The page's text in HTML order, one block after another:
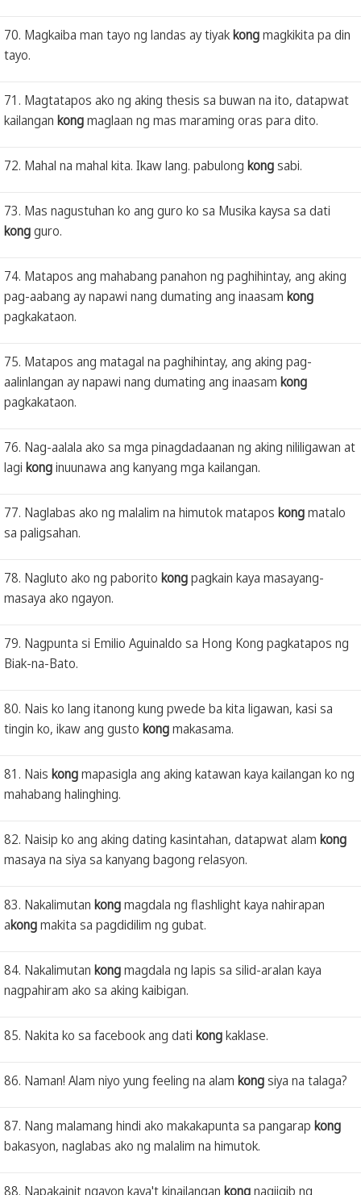
70. Magkaiba man tayo ng landas ay tiyakkongmagkikita pa din
tayo.
71. Magtatapos ako ng aking thesis sa buwan na ito, datapwat
kailangan kongmaglaan ng mas maraming oras para dito.
72. Mahal na mahal kita. Ikaw lang. pabulong kongsabi.
73. Mas nagustuhan ko ang guro ko sa Musika kaysa sa dati
kongguro.
74. Matapos ang mahabang panahon ng paghihintay, ang aking
pag-aabang ay napawi nang dumating ang inaasam kong
pagkakataon.
75. Matapos ang matagal na paghihintay, ang aking pag-
aalinlangan ay napawi nang dumating ang inaasam kong
pagkakataon.
76. Nag-aalala ako sa mga pinagdadaanan ng aking nililigawan at
lagi konginuunawa ang kanyang mga kailangan.
77. Naglabas ako ng malalim na himutok matapos kongmatalo
sa paligsahan.
78. Nagluto ako ng paborito kongpagkain kaya masayang-
masaya ako ngayon.
79. Nagpunta si Emilio Aguinaldo sa Hong Kong pagkatapos ng
Biak-na-Bato.
80. Nais ko lang itanong kung pwede ba kita ligawan, kasi sa
tingin ko, ikaw ang gusto kongmakasama.
81. Nais kongmapasigla ang aking katawan kaya kailangan ko ng
mahabang halinghing.
82. Naisip ko ang aking dating kasintahan, datapwat alam kong
masaya na siya sa kanyang bagong relasyon.
83. Nakalimutan kongmagdala ng flashlight kaya nahirapan
akongmakita sa pagdidilim ng gubat.
84. Nakalimutan kongmagdala ng lapis sa silid-aralan kaya
nagpahiram ako sa aking kaibigan.
85. Nakita ko sa facebook ang dati kongkaklase.
86. Naman! Alam niyo yung feeling na alam kongsiya na talaga?
87. Nang malamang hindi ako makakapunta sa pangarap kong
bakasyon, naglabas ako ng malalim na himutok.
88. Napakainit ngayon kaya't kinailangan kongnagiigib ng